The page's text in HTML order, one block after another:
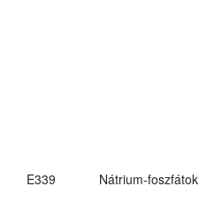
E339 Nátrium-foszfátok